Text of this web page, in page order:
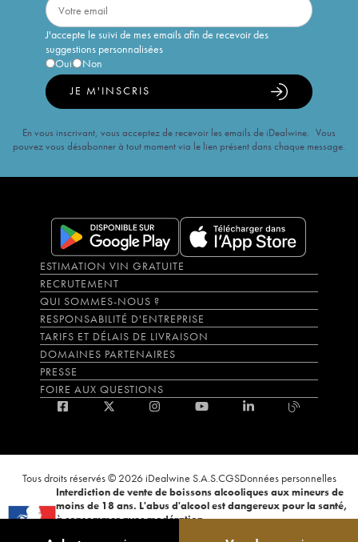
J'accepte le suivi de mes emails afin de recevoir des
suggestions personnalisées
Oui
Non
JE M'INSCRIS
En vous inscrivant, vous acceptez de recevoir les emails de iDealwine. Vous
pouvez vous désabonner à tout moment via le lien présent dans chaque message.
ESTIMATION VIN GRATUITE
RECRUTEMENT
QUI SOMMES-NOUS ?
RESPONSABILITÉ D'ENTREPRISE
TARIFS ET DÉLAIS DE LIVRAISON
DOMAINES PARTENAIRES
PRESSE
FOIRE AUX QUESTIONS
Tous droits réservés © 2026 iDealwine S.A.S.CGSDonnées personnelles
Interdiction de vente de boissons alcooliques aux mineurs de
moins de 18 ans. L'abus d'alcool est dangereux pour la santé,
à consommer avec modération.